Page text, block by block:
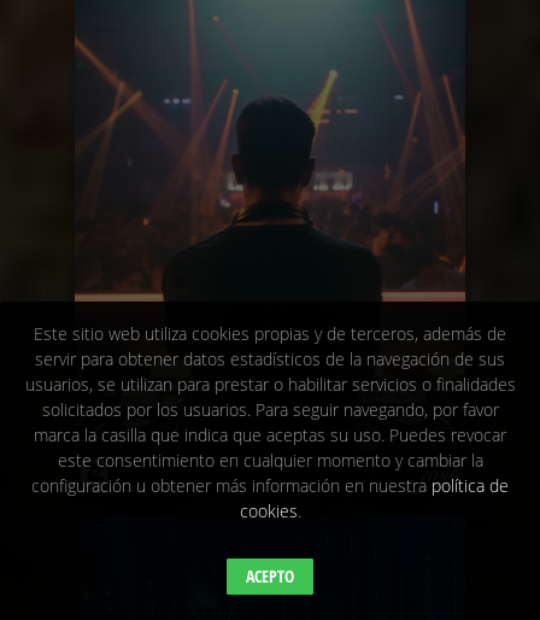
Este sitio web utiliza cookies propias y de terceros, además de
servir para obtener datos estadísticos de la navegación de sus
usuarios, se utilizan para prestar o habilitar servicios o finalidades
solicitados por los usuarios. Para seguir navegando, por favor
marca la casilla que indica que aceptas su uso. Puedes revocar
este consentimiento en cualquier momento y cambiar la
configuración u obtener más información en nuestra política de
cookies.
ACEPTO